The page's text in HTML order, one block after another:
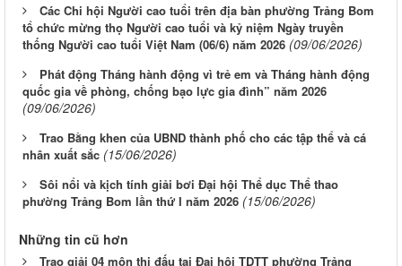
Các Chi hội Người cao tuổi trên địa bàn phường Trảng Bom
tổ chức mừng thọ Người cao tuổi và kỷ niệm Ngày truyền
thống Người cao tuổi Việt Nam (06/6) năm 2026 (09/06/2026)
Phát động Tháng hành động vì trẻ em và Tháng hành động
quốc gia về phòng, chống bạo lực gia đình” năm 2026
(09/06/2026)
Trao Bằng khen của UBND thành phố cho các tập thể và cá
nhân xuất sắc (15/06/2026)
Sôi nổi và kịch tính giải bơi Đại hội Thể dục Thể thao
phường Trảng Bom lần thứ I năm 2026 (15/06/2026)
Những tin cũ hơn
Trao giải 04 môn thi đấu tại Đại hội TDTT phường Trảng